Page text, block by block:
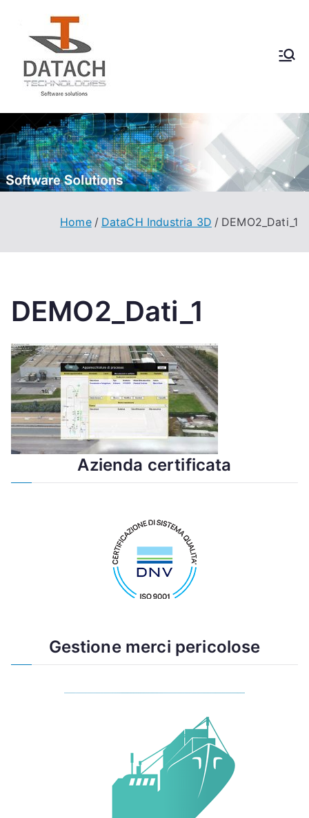
contenuto
Technologies
Home DataCH Industria 3D DEMO2_Dati_1
DEMO2_Dati_1
Azienda certificata
Gestione merci pericolose